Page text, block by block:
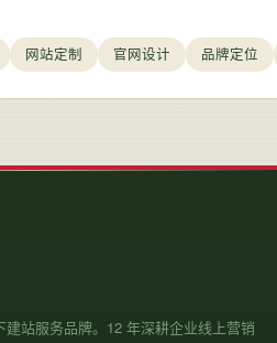
网站定制 官网设计 品牌定位
站服务品牌。12 年深耕企业线上营销